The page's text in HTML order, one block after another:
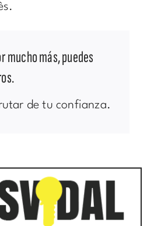
mucho más, puedes
de tu confianza.